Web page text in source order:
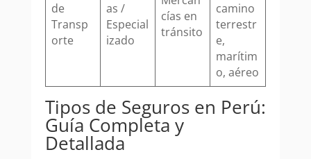
de
Transp
orte
as /
Especial
izado
cías en
tránsito
camino
terrestr
e,
marítim
o, aéreo
Tipos de Seguros en Perú:
Guía Completa y
Detallada